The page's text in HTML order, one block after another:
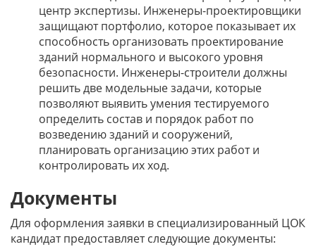
центр экспертизы. Инженеры-проектировщики
защищают портфолио, которое показывает их
способность организовать проектирование
зданий нормального и высокого уровня
безопасности. Инженеры-строители должны
решить две модельные задачи, которые
позволяют выявить умения тестируемого
определить состав и порядок работ по
возведению зданий и сооружений,
планировать организацию этих работ и
контролировать их ход.
Документы
Для оформления заявки в специализированный ЦОК
кандидат предоставляет следующие документы: